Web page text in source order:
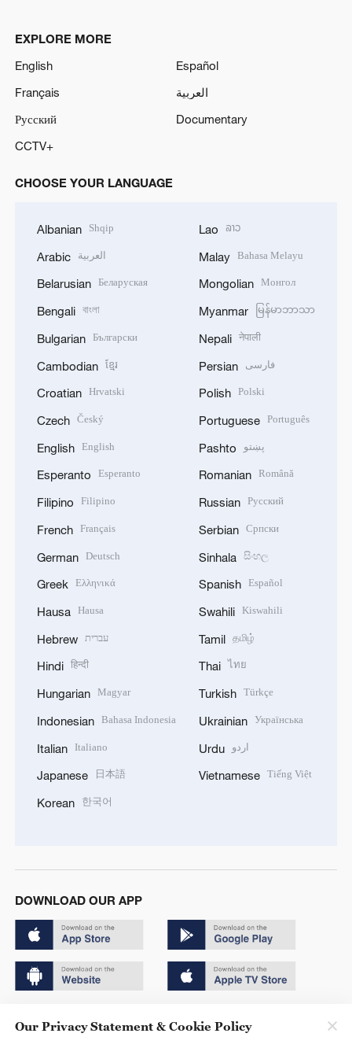
EXPLORE MORE
English
Español
Français
العربية
Русский
Documentary
CCTV+
CHOOSE YOUR LANGUAGE
Albanian Shqip
Arabic العربية
Belarusian Беларуская
Bengali বাংলা
Bulgarian Български
Cambodian ខ្មែរ
Croatian Hrvatski
Czech Český
English English
Esperanto Esperanto
Filipino Filipino
French Français
German Deutsch
Greek Ελληνικά
Hausa Hausa
Hebrew עברית
Hindi हिन्दी
Hungarian Magyar
Indonesian Bahasa Indonesia
Italian Italiano
Japanese 日本語
Korean 한국어
Lao ລາວ
Malay Bahasa Melayu
Mongolian Монгол
Myanmar မြန်မာဘာသာ
Nepali नेपाली
Persian فارسی
Polish Polski
Portuguese Português
Pashto پښتو
Romanian Română
Russian Русский
Serbian Српски
Sinhala සිංහල
Spanish Español
Swahili Kiswahili
Tamil தமிழ்
Thai ไทย
Turkish Türkçe
Ukrainian Українська
Urdu اردو
Vietnamese Tiếng Việt
DOWNLOAD OUR APP
Our Privacy Statement & Cookie Policy